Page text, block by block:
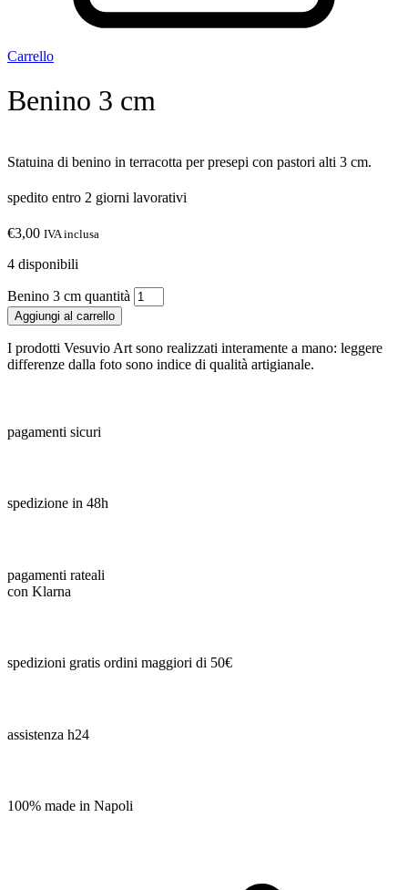
Carrello
Benino 3 cm
Statuina di benino in terracotta per presepi con pastori alti 3 cm.
spedito entro 2 giorni lavorativi
€3,00 IVA inclusa
4 disponibili
Benino 3 cm quantità
Aggiungi al carrello
I prodotti Vesuvio Art sono realizzati interamente a mano: leggere
differenze dalla foto sono indice di qualità artigianale.
pagamenti sicuri
spedizione in 48h
pagamenti rateali
con Klarna
spedizioni gratis ordini maggiori di 50€
assistenza h24
100% made in Napoli